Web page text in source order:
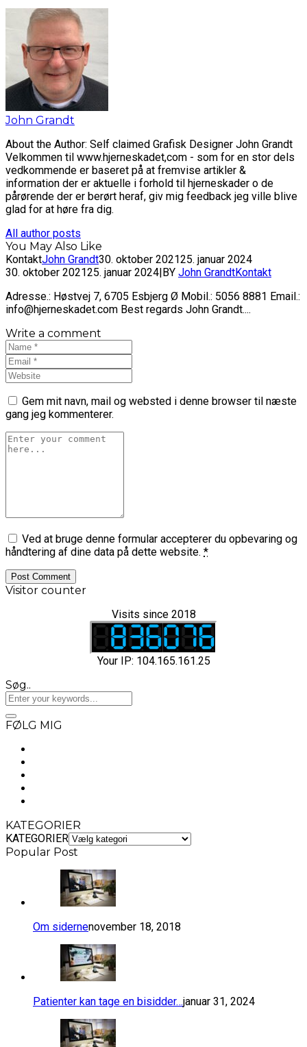
John Grandt
About the Author: Self claimed Grafisk Designer John Grandt
Velkommen til www.hjerneskadet,com - som for en stor dels
vedkommende er baseret på at fremvise artikler &
information der er aktuelle i forhold til hjerneskader o de
pårørende der er berørt heraf, giv mig feedback jeg ville blive
glad for at høre fra dig.
All author posts
You May Also Like
KontaktJohn Grandt30. oktober 202125. januar 2024
30. oktober 202125. januar 2024|BY John GrandtKontakt
Adresse.: Høstvej 7, 6705 Esbjerg Ø Mobil.: 5056 8881 Email.:
info@hjerneskadet.com Best regards John Grandt....
Write a comment
Gem mit navn, mail og websted i denne browser til næste
gang jeg kommenterer.
Ved at bruge denne formular accepterer du opbevaring og
håndtering af dine data på dette website. *
Visitor counter
Visits since 2018
Your IP: 104.165.161.25
Søg..
FØLG MIG
KATEGORIER
KATEGORIER
Popular Post
Om sidernenovember 18, 2018
​Patienter kan tage en bisidder…januar 31, 2024